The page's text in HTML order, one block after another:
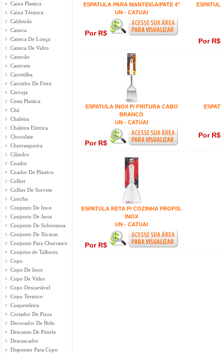
Caixa Plastica
Caixa Térmica
Caldeirão
Caneca
Caneca De Louça
Caneca De Vidro
Canecão
Canivete
Carretilha
Carrinho De Feira
Cerveja
Cesta Plastica
Chá
Chaleira
Chaleira Eletrica
Chocolate
Churrasqueira
Cilindro
Coador
Coador De Plastico
Colher
Colher De Sorvete
Concha
Conjunto De Inox
Conjunto De Jarra
Conjunto De Sobremesa
Conjunto De Xicaras
Conjunto Para Churrasco
Conjutos de Talheres
Copo
Copo De Inox
Copo De Vidro
Copo Descartável
Copo Termico
Coqueteleira
Cortador De Pizza
Decorador De Bolo
Descanso De Panela
Descascador
Dispenser Para Copo
ESPATULA PARA MANTEIGA/PATE 4"
UN - CATUAI
Por R$
Por
ESPATULA INOX P/ FRITURA CABO
BRANCO
UN - CATUAI
Por R$
Por
ESPATULA RETA P/ COZINHA PROFIS.
INOX
UN - CATUAI
Por R$